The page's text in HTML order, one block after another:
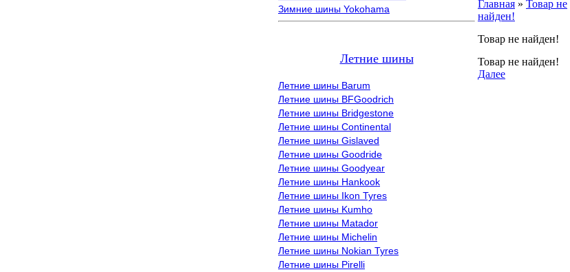
Зимние шины Yokohama
Летние шины
Летние шины Barum
Летние шины BFGoodrich
Летние шины Bridgestone
Летние шины Continental
Летние шины Gislaved
Летние шины Goodride
Летние шины Goodyear
Летние шины Hankook
Летние шины Ikon Tyres
Летние шины Kumho
Летние шины Matador
Летние шины Michelin
Летние шины Nokian Tyres
Летние шины Pirelli
Главная » Товар не
найден!
Товар не найден!
Товар не найден!
Далее